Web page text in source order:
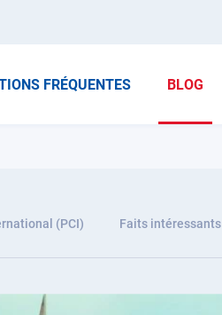
FRÉQUENTES BLOG
(PCI) Faits intéressants